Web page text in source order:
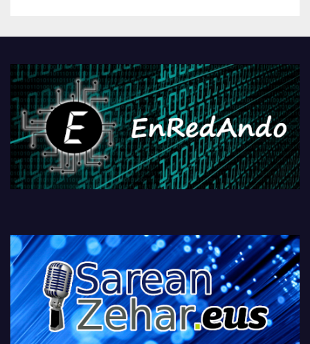
PlayStationeko bideojoko